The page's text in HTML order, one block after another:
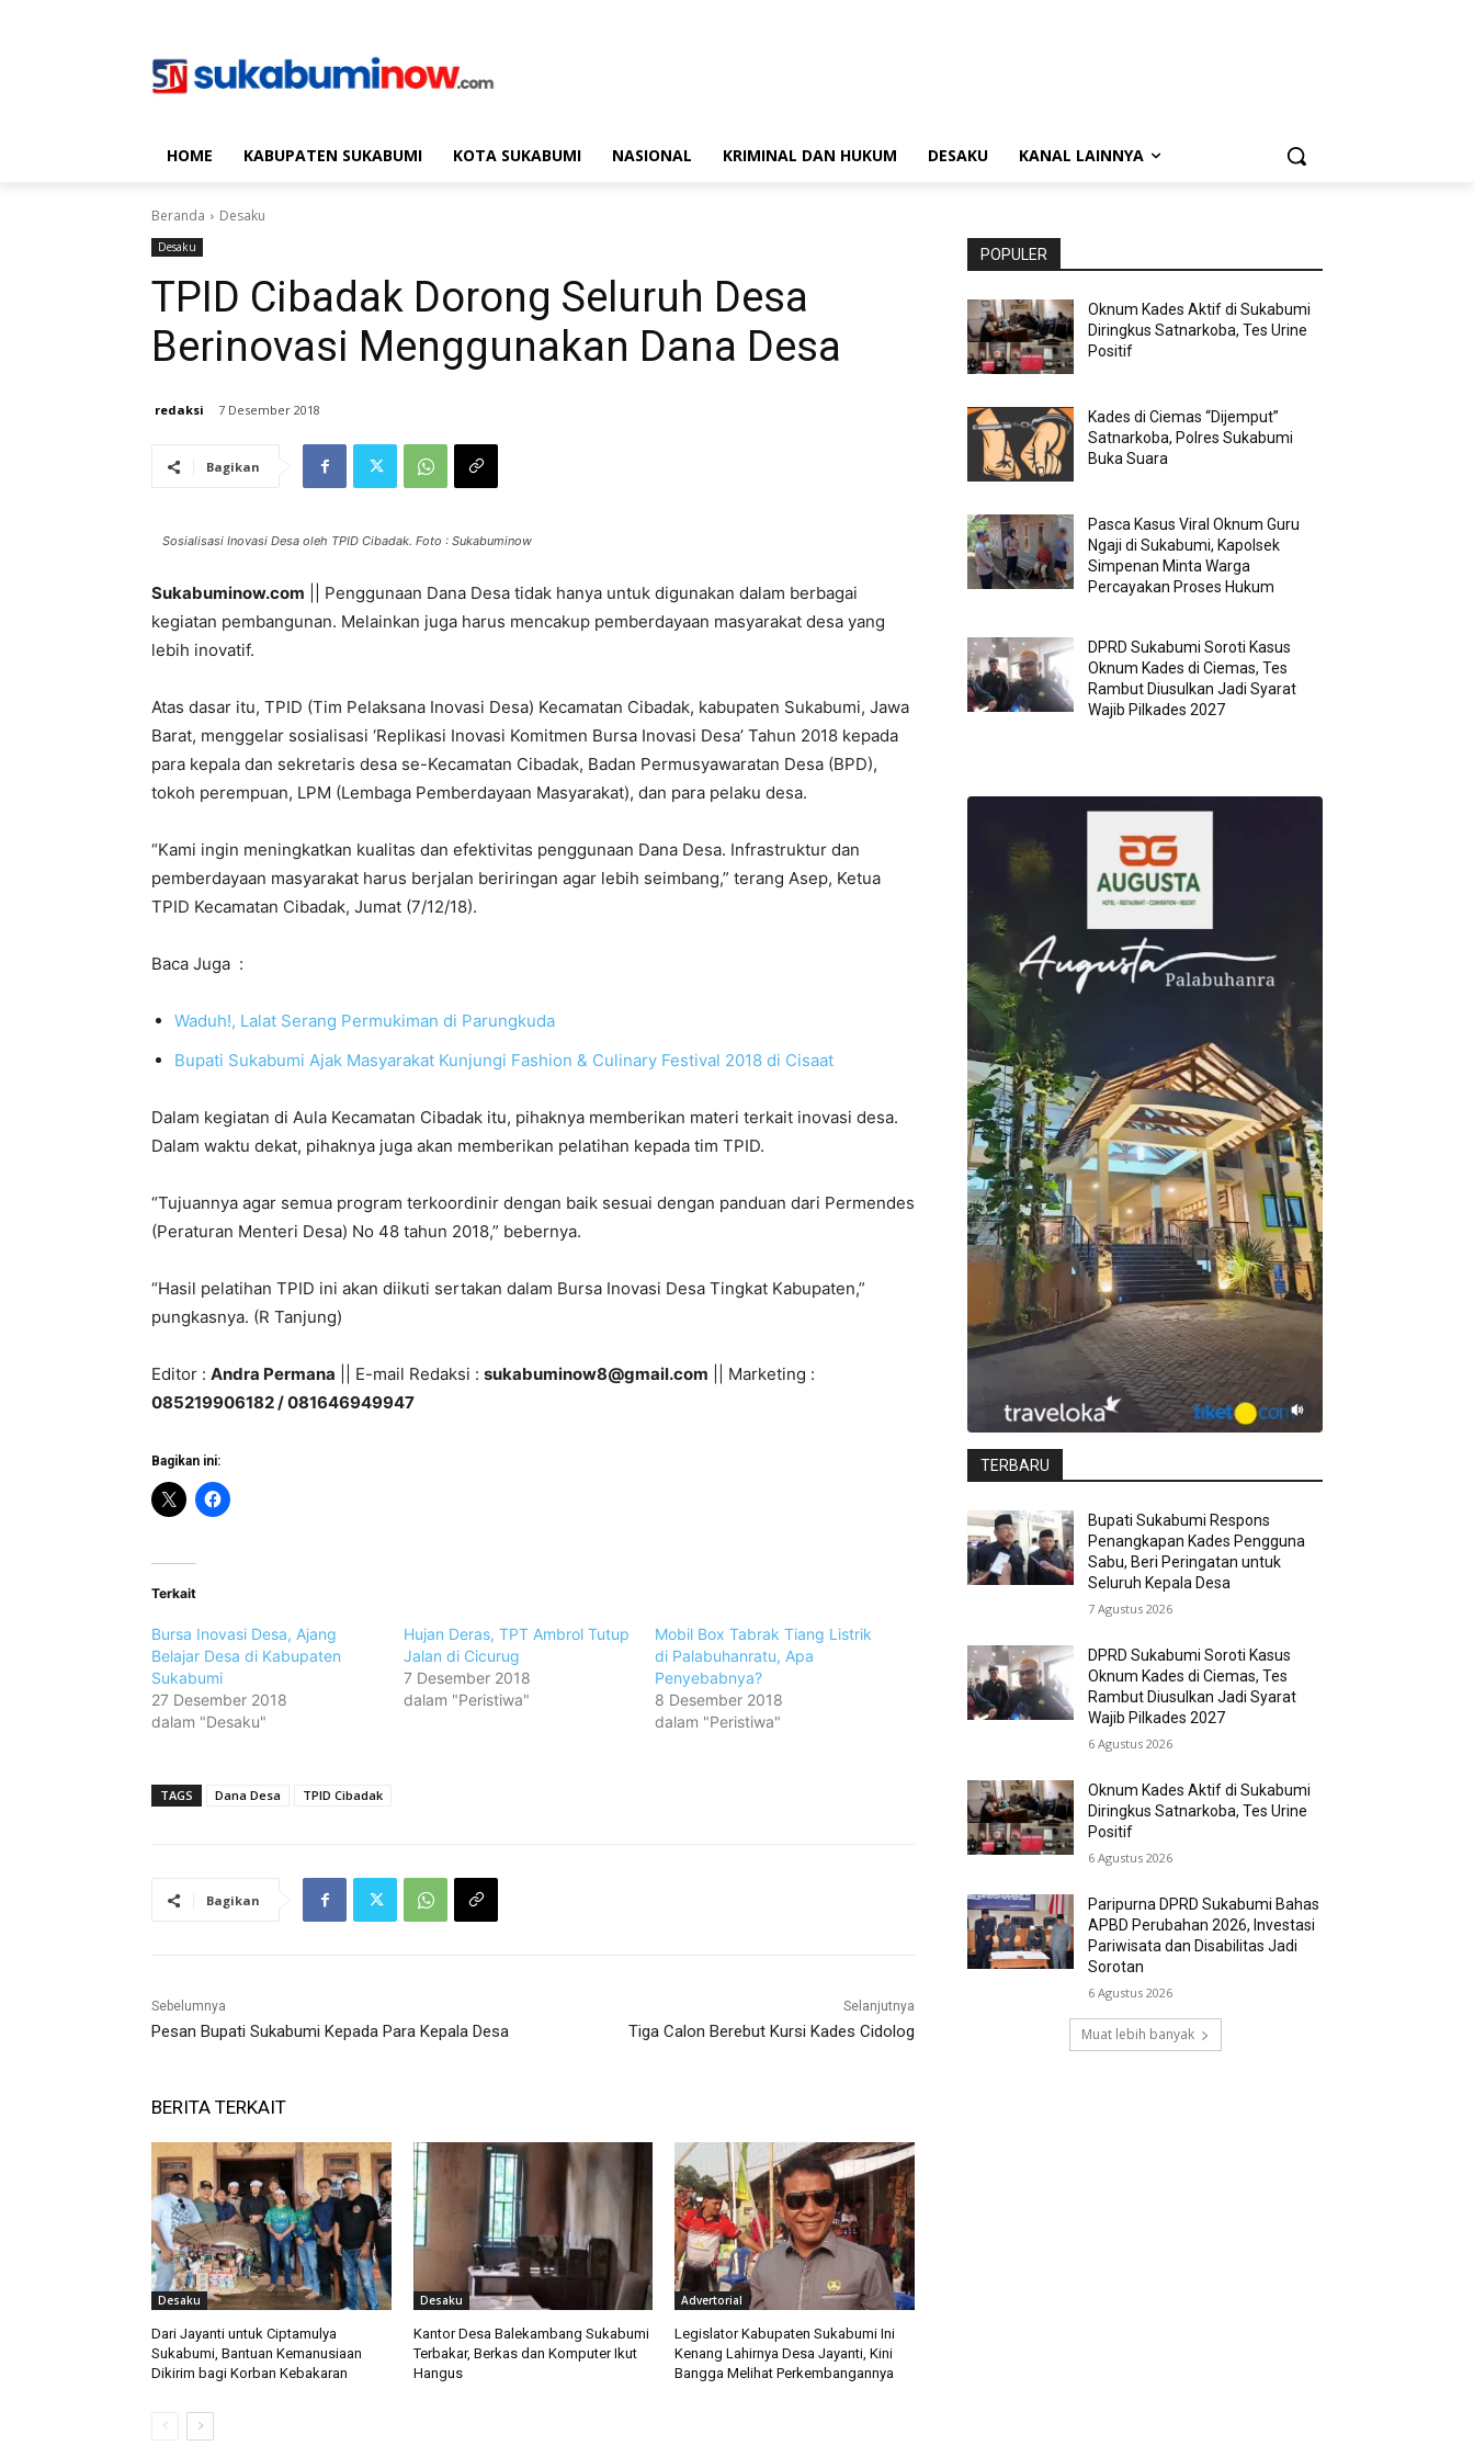
HOME KABUPATEN SUKABUMI KOTA SUKABUMI NASIONAL KRIMINAL DAN HUKUM DESAKU KANAL LAINNYA
Beranda Desaku
Desaku
TPID Cibadak Dorong Seluruh Desa
Berinovasi Menggunakan Dana Desa
redaksi 7 Desember 2018
Bagikan
Sosialisasi Inovasi Desa oleh TPID Cibadak. Foto : Sukabuminow
Sukabuminow.com || Penggunaan Dana Desa tidak hanya untuk digunakan dalam berbagai
kegiatan pembangunan. Melainkan juga harus mencakup pemberdayaan masyarakat desa yang
lebih inovatif.
Atas dasar itu, TPID (Tim Pelaksana Inovasi Desa) Kecamatan Cibadak, kabupaten Sukabumi, Jawa
Barat, menggelar sosialisasi ‘Replikasi Inovasi Komitmen Bursa Inovasi Desa’ Tahun 2018 kepada
para kepala dan sekretaris desa se-Kecamatan Cibadak, Badan Permusyawaratan Desa (BPD),
tokoh perempuan, LPM (Lembaga Pemberdayaan Masyarakat), dan para pelaku desa.
“Kami ingin meningkatkan kualitas dan efektivitas penggunaan Dana Desa. Infrastruktur dan
pemberdayaan masyarakat harus berjalan beriringan agar lebih seimbang,” terang Asep, Ketua
TPID Kecamatan Cibadak, Jumat (7/12/18).
Baca Juga :
Waduh!, Lalat Serang Permukiman di Parungkuda
Bupati Sukabumi Ajak Masyarakat Kunjungi Fashion & Culinary Festival 2018 di Cisaat
Dalam kegiatan di Aula Kecamatan Cibadak itu, pihaknya memberikan materi terkait inovasi desa.
Dalam waktu dekat, pihaknya juga akan memberikan pelatihan kepada tim TPID.
“Tujuannya agar semua program terkoordinir dengan baik sesuai dengan panduan dari Permendes
(Peraturan Menteri Desa) No 48 tahun 2018,” bebernya.
“Hasil pelatihan TPID ini akan diikuti sertakan dalam Bursa Inovasi Desa Tingkat Kabupaten,”
pungkasnya. (R Tanjung)
Editor : Andra Permana || E-mail Redaksi : sukabuminow8@gmail.com || Marketing :
085219906182 / 081646949947
Bagikan ini:
Terkait
Bursa Inovasi Desa, Ajang
Belajar Desa di Kabupaten
Sukabumi
27 Desember 2018
dalam "Desaku"
Hujan Deras, TPT Ambrol Tutup
Jalan di Cicurug
7 Desember 2018
dalam "Peristiwa"
Mobil Box Tabrak Tiang Listrik
di Palabuhanratu, Apa
Penyebabnya?
8 Desember 2018
dalam "Peristiwa"
TAGS Dana Desa TPID Cibadak
Bagikan
Sebelumnya
Pesan Bupati Sukabumi Kepada Para Kepala Desa
Selanjutnya
Tiga Calon Berebut Kursi Kades Cidolog
BERITA TERKAIT
Desaku
Dari Jayanti untuk Ciptamulya
Sukabumi, Bantuan Kemanusiaan
Dikirim bagi Korban Kebakaran
Desaku
Kantor Desa Balekambang Sukabumi
Terbakar, Berkas dan Komputer Ikut
Hangus
Advertorial
Legislator Kabupaten Sukabumi Ini
Kenang Lahirnya Desa Jayanti, Kini
Bangga Melihat Perkembangannya
POPULER
Oknum Kades Aktif di Sukabumi
Diringkus Satnarkoba, Tes Urine
Positif
Kades di Ciemas “Dijemput”
Satnarkoba, Polres Sukabumi
Buka Suara
Pasca Kasus Viral Oknum Guru
Ngaji di Sukabumi, Kapolsek
Simpenan Minta Warga
Percayakan Proses Hukum
DPRD Sukabumi Soroti Kasus
Oknum Kades di Ciemas, Tes
Rambut Diusulkan Jadi Syarat
Wajib Pilkades 2027
TERBARU
Bupati Sukabumi Respons
Penangkapan Kades Pengguna
Sabu, Beri Peringatan untuk
Seluruh Kepala Desa
7 Agustus 2026
DPRD Sukabumi Soroti Kasus
Oknum Kades di Ciemas, Tes
Rambut Diusulkan Jadi Syarat
Wajib Pilkades 2027
6 Agustus 2026
Oknum Kades Aktif di Sukabumi
Diringkus Satnarkoba, Tes Urine
Positif
6 Agustus 2026
Paripurna DPRD Sukabumi Bahas
APBD Perubahan 2026, Investasi
Pariwisata dan Disabilitas Jadi
Sorotan
6 Agustus 2026
Muat lebih banyak